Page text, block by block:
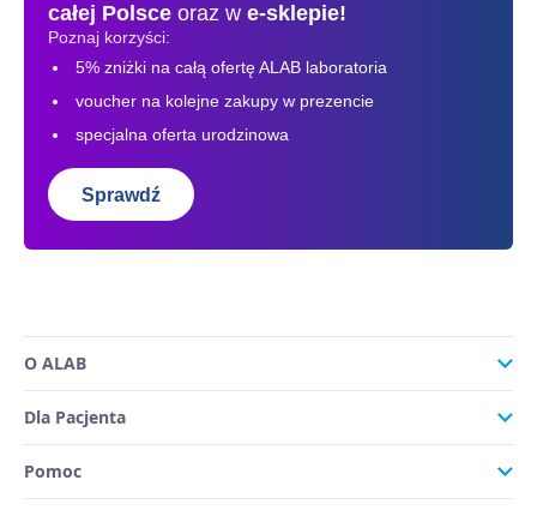
całej Polsce oraz w e-sklepie!
Poznaj korzyści:
5% zniżki na całą ofertę ALAB laboratoria
voucher na kolejne zakupy w prezencie
specjalna oferta urodzinowa
Sprawdź
O ALAB
Dla Pacjenta
Pomoc